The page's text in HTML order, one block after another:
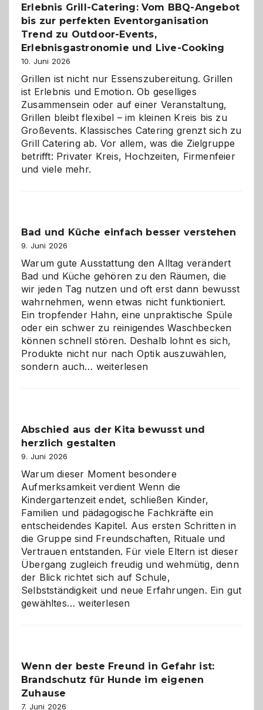
Erlebnis Grill-Catering: Vom BBQ-Angebot
bis zur perfekten Eventorganisation
Trend zu Outdoor-Events,
Erlebnisgastronomie und Live-Cooking
10. Juni 2026
Grillen ist nicht nur Essenszubereitung. Grillen
ist Erlebnis und Emotion. Ob geselliges
Zusammensein oder auf einer Veranstaltung,
Grillen bleibt flexibel – im kleinen Kreis bis zu
Großevents. Klassisches Catering grenzt sich zu
Grill Catering ab. Vor allem, was die Zielgruppe
betrifft: Privater Kreis, Hochzeiten, Firmenfeier
und viele mehr.
Bad und Küche einfach besser verstehen
9. Juni 2026
Warum gute Ausstattung den Alltag verändert
Bad und Küche gehören zu den Räumen, die
wir jeden Tag nutzen und oft erst dann bewusst
wahrnehmen, wenn etwas nicht funktioniert.
Ein tropfender Hahn, eine unpraktische Spüle
oder ein schwer zu reinigendes Waschbecken
können schnell stören. Deshalb lohnt es sich,
Produkte nicht nur nach Optik auszuwählen,
sondern auch… Bad
verstehen
weiterlesen
Abschied aus der Kita bewusst und
herzlich gestalten
9. Juni 2026
Warum dieser Moment besondere
Aufmerksamkeit verdient Wenn die
Kindergartenzeit endet, schließen Kinder,
Familien und pädagogische Fachkräfte ein
entscheidendes Kapitel. Aus ersten Schritten in
die Gruppe sind Freundschaften, Rituale und
Vertrauen entstanden. Für viele Eltern ist dieser
Übergang zugleich freudig und wehmütig, denn
der Blick richtet sich auf Schule,
Selbstständigkeit und neue Erfahrungen. Ein gut
gewähltes…Abschied
und
herzlich
weiterlesen
Wenn der beste Freund in Gefahr ist:
Brandschutz für Hunde im eigenen
Zuhause
7. Juni 2026